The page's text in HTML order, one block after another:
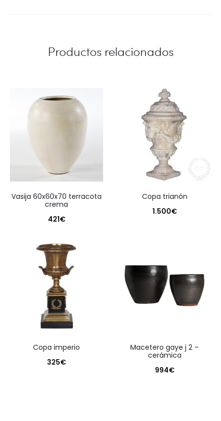
Productos relacionados
vasija 60x60x70 terracota
crema
421€
copa trianón
1.500€
copa imperio
325€
macetero gaye j 2 –
cerámica
994€